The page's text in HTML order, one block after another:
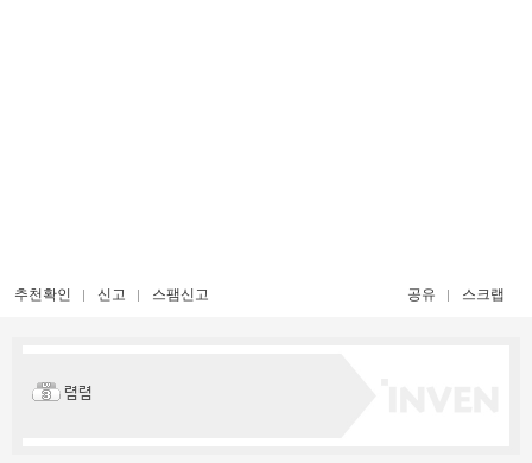
추천확인 신고 스팸신고 공유 스크랩
렴렴